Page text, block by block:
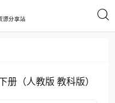
（人教版 教科版）